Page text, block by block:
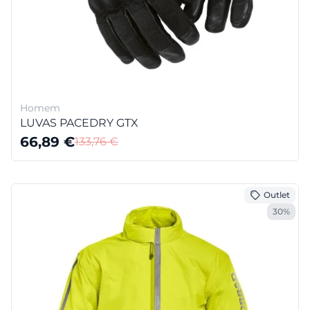
Homem
LUVAS PACEDRY GTX
66,89 €133,76€
Outlet
30%